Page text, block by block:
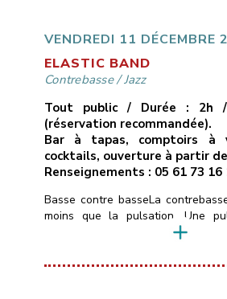
VENDREDI 11
ELASTIC BAND
Contrebasse/Jazz
Tout public / Durée : 2h
(réservation recommandée).
Bar à tapas, comptoirs à
cocktails, ouverture à partir
Renseignements : 05 61 73 16
Basse contre basseLa
moins que la pulsation. Une
boisée, une pulsation
groupe.Hommage donc à